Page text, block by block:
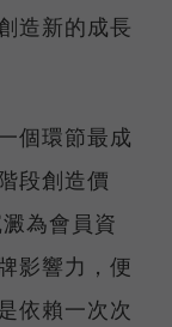
造新的成長
個環節最成
段創造價
為會員資
影響力，便
依賴一次次